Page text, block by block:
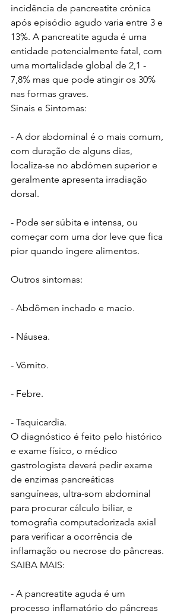
incidência de pancreatite crónica
após episódio agudo varia entre 3 e
13%. A pancreatite aguda é uma
entidade potencialmente fatal, com
uma mortalidade global de 2,1 -
7,8% mas que pode atingir os 30%
nas formas graves.
Sinais e Sintomas:
- A dor abdominal é o mais comum,
com duração de alguns dias,
localiza-se no abdómen superior e
geralmente apresenta irradiação
dorsal.
- Pode ser súbita e intensa, ou
começar com uma dor leve que fica
pior quando ingere alimentos.
Outros sintomas:
- Abdômen inchado e macio.
- Náusea.
- Vômito.
- Febre.
- Taquicardia.
O diagnóstico é feito pelo histórico
e exame físico, o médico
gastrologista deverá pedir exame
de enzimas pancreáticas
sanguíneas, ultra-som abdominal
para procurar cálculo biliar, e
tomografia computadorizada axial
para verificar a ocorrência de
inflamação ou necrose do pâncreas.
SAIBA MAIS:
- A pancreatite aguda é um
processo inflamatório do pâncreas